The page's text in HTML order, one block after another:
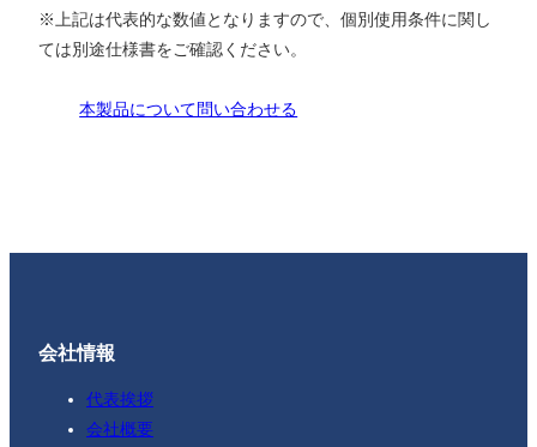
※上記は代表的な数値となりますので、個別使用条件に関し
ては別途仕様書をご確認ください。
本製品について問い合わせる
会社情報
代表挨拶
会社概要